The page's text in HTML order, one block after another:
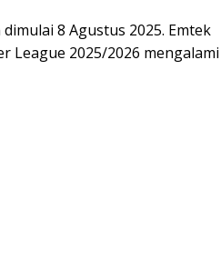
8 Agustus 2025. Emtek
League 2025/2026 mengalami